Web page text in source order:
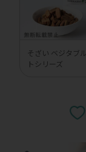
そざい ベジタブ
トシリーズ